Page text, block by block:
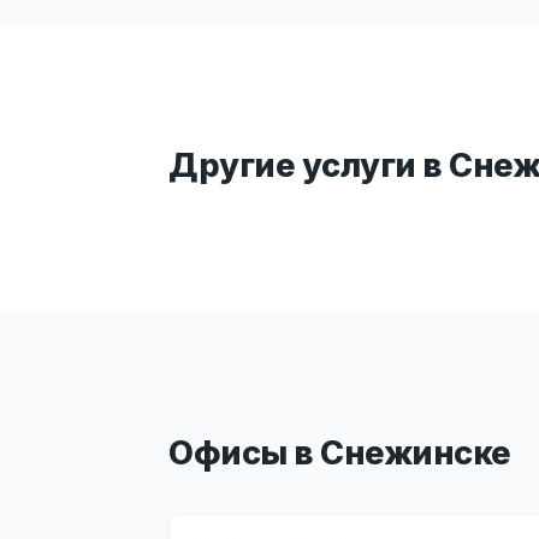
Другие услуги в
Офисы в Снежинске